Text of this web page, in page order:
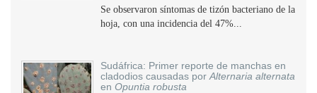
Se observaron síntomas de tizón bacteriano de la
hoja, con una incidencia del 47%...
Sudáfrica: Primer reporte de manchas en
cladodios causadas por Alternaria alternata
en Opuntia robusta